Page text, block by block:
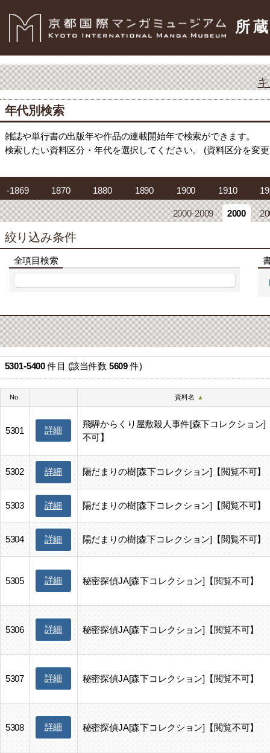
所
年代別検索
雑誌や単行書の出版年や作品の連載開始年で検索ができます。
検索したい資料区分・年代を選択してください。 (資料区分を変
-1869 1870 1880 1890 1900 1910
2000-2009 2000
絞り込み条件
全項目検索
5301-5400件目 (該当件数 5609件)
No. 資料名 ▲
5301 詳細
飛騨からくり屋敷殺人事件[森下コレクション]
不可】
5302 詳細 陽だまりの樹[森下コレクション]【閲覧不可】
5303 詳細 陽だまりの樹[森下コレクション]【閲覧不可】
5304 詳細 陽だまりの樹[森下コレクション]【閲覧不可】
5305 詳細 秘密探偵JA[森下コレクション]【閲覧不可】
5306 詳細 秘密探偵JA[森下コレクション]【閲覧不可】
5307 詳細 秘密探偵JA[森下コレクション]【閲覧不可】
5308 詳細 秘密探偵JA[森下コレクション]【閲覧不可】